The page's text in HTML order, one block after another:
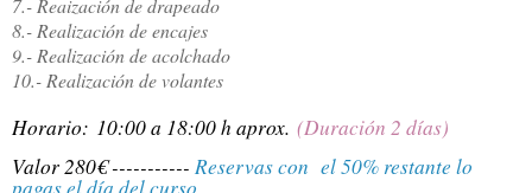
7.- Reaización de drapeado
8.- Realización de encajes
9.- Realización de acolchado
10.- Realización de volantes
Horario: 10:00 a 18:00 h aprox. (Duración 2 días)
Valor 280€ ----------- Reservas con el 50% restante lo